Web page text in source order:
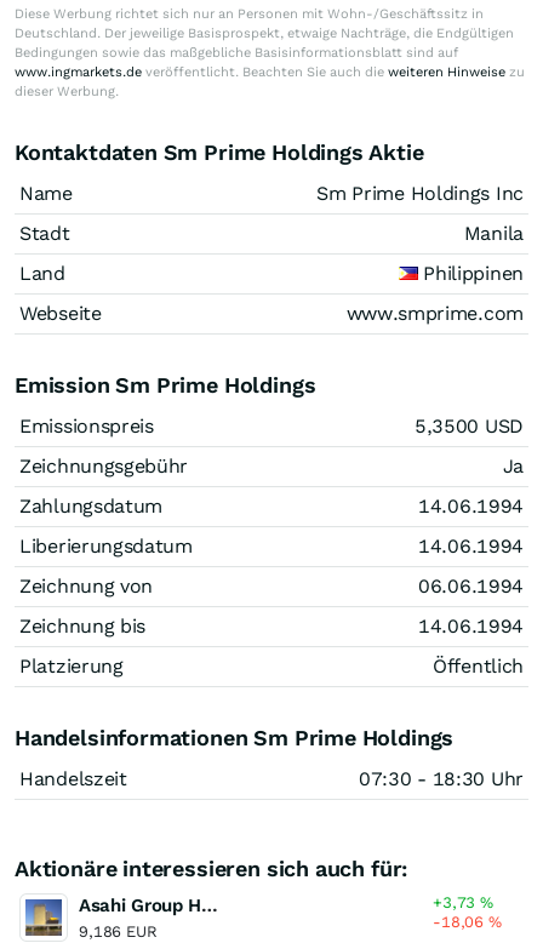
Diese Werbung richtet sich nur an Personen mit Wohn-/Geschäftssitz in
Deutschland. Der jeweilige Basisprospekt, etwaige Nachträge, die Endgültigen
Bedingungen sowie das maßgebliche Basisinformationsblatt sind auf
www.ingmarkets.de veröffentlicht. Beachten Sie auch die weiteren Hinweise zu
dieser Werbung.
Kontaktdaten Sm Prime Holdings Aktie
Name
Sm Prime Holdings Inc
Stadt
Manila
Land
Philippinen
Webseite
www.smprime.com
Emission Sm Prime Holdings
Emissionspreis 5,3500 USD
Zeichnungsgebühr
Ja
Zahlungsdatum
14.06.1994
Liberierungsdatum
14.06.1994
Zeichnung von
06.06.1994
Zeichnung bis
14.06.1994
Platzierung
Öffentlich
Handelsinformationen Sm Prime Holdings
Handelszeit 07:30 - 18:30 Uhr
Aktionäre interessieren sich auch für:
Asahi Group Holdings
9,186 EUR
+3,73%
-18,06%